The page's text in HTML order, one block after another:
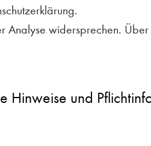
Analyse widersprechen.
Hinweise und